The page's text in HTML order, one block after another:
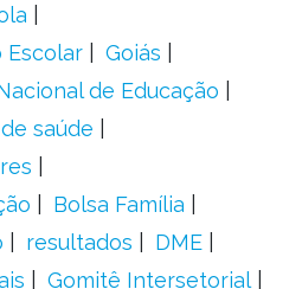
Escolar
Goiás
de Educação
saúde
Bolsa Família
resultados
DME
Gomitê Intersetorial